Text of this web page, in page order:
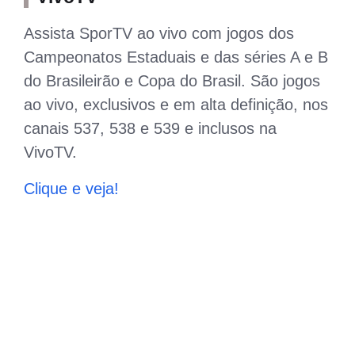
Assista SporTV ao vivo com jogos dos
Campeonatos Estaduais e das séries A e B
do Brasileirão e Copa do Brasil. São jogos
ao vivo, exclusivos e em alta definição, nos
canais 537, 538 e 539 e inclusos na
VivoTV.
Clique e veja!